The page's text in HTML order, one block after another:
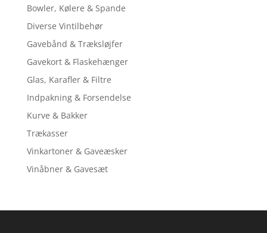
Bowler, Kølere & Spande
Diverse Vintilbehør
Gavebånd & Træksløjfer
Gavekort & Flaskehænger
Glas, Karafler & Filtre
Indpakning & Forsendelse
Kurve & Bakker
Trækasser
Vinkartoner & Gaveæsker
Vinåbner & Gavesæt